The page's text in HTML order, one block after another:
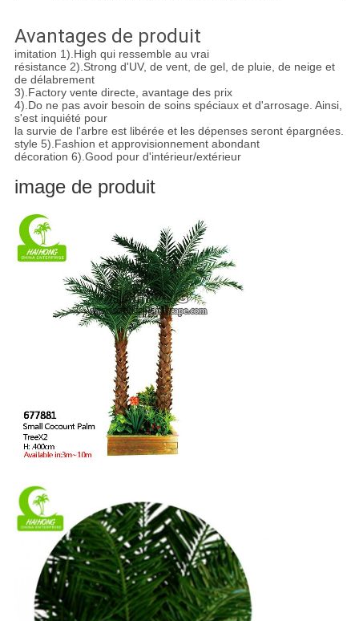
Avantages de produit
imitation 1).High qui ressemble au vrai
résistance 2).Strong d'UV, de vent, de gel, de pluie, de neige et
de délabrement
3).Factory vente directe, avantage des prix
4).Do ne pas avoir besoin de soins spéciaux et d'arrosage. Ainsi,
s'est inquiété pour
la survie de l'arbre est libérée et les dépenses seront épargnées.
style 5).Fashion et approvisionnement abondant
décoration 6).Good pour d'intérieur/extérieur
image de produit